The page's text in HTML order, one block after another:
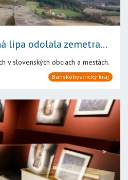
lipa odolala zemetra...
v slovenských obciach a mestách.
Banskobystrický kraj